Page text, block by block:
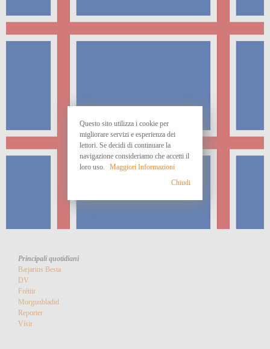
Principali quotidiani
Bæjarins Besta
DV
Fréttir
Morgunbladid
Reporter
Vísir
Questo sito utilizza i cookie per
migliorare servizi e esperienza dei
lettori. Se decidi di continuare la
navigazione consideriamo che accetti il
loro uso.
Maggiori Informazioni
Chiudi